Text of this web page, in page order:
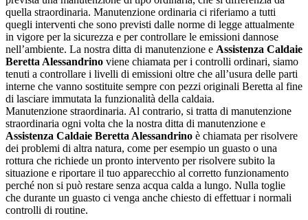
quella straordinaria. Manutenzione ordinaria ci riferiamo a tutti
quegli interventi che sono previsti dalle norme di legge attualmente
in vigore per la sicurezza e per controllare le emissioni dannose
nell’ambiente. La nostra ditta di manutenzione e Assistenza Caldaie
Beretta Alessandrino viene chiamata per i controlli ordinari, siamo
tenuti a controllare i livelli di emissioni oltre che all’usura delle parti
interne che vanno sostituite sempre con pezzi originali Beretta al fine
di lasciare immutata la funzionalità della caldaia.
Manutenzione straordinaria. Al contrario, si tratta di manutenzione
straordinaria ogni volta che la nostra ditta di manutenzione e
Assistenza Caldaie Beretta Alessandrino è chiamata per risolvere
dei problemi di altra natura, come per esempio un guasto o una
rottura che richiede un pronto intervento per risolvere subito la
situazione e riportare il tuo apparecchio al corretto funzionamento
perché non si può restare senza acqua calda a lungo. Nulla toglie
che durante un guasto ci venga anche chiesto di effettuar i normali
controlli di routine.